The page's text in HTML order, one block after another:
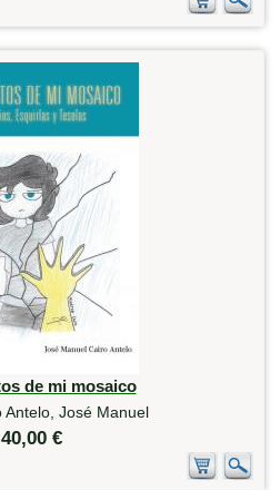
de mi mosaico
Antelo, José Manuel
40,00 €